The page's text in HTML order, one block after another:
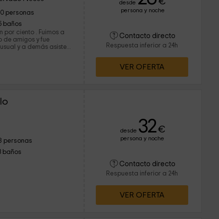
10 personas
baños
por ciento . Fuimos a
de amigos y fue
y a demás asisten
casa. Asimismo te
del pueblo y pan
calentita por el
antes que
desde
persona y noche
Contacto directo
Respuesta inferior a 24h
VER OFERTA
personas
baños
desde 32€
persona y noche
Contacto directo
Respuesta inferior a 24h
VER OFERTA